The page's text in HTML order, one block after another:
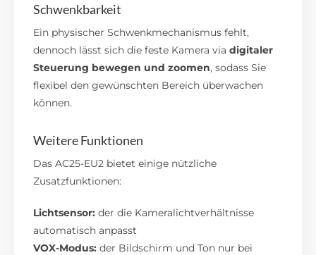
Schwenkbarkeit
Ein physischer Schwenkmechanismus fehlt,
dennoch lässt sich die feste Kamera viadigitaler
Steuerung bewegen und zoomen, sodass Sie
flexibel den gewünschten Bereich überwachen
können.
Weitere Funktionen
Das AC25-EU2 bietet einige nützliche
Zusatzfunktionen:
Lichtsensor: der die Kameralichtverhältnisse
automatisch anpasst
VOX-Modus: der Bildschirm und Ton nur bei